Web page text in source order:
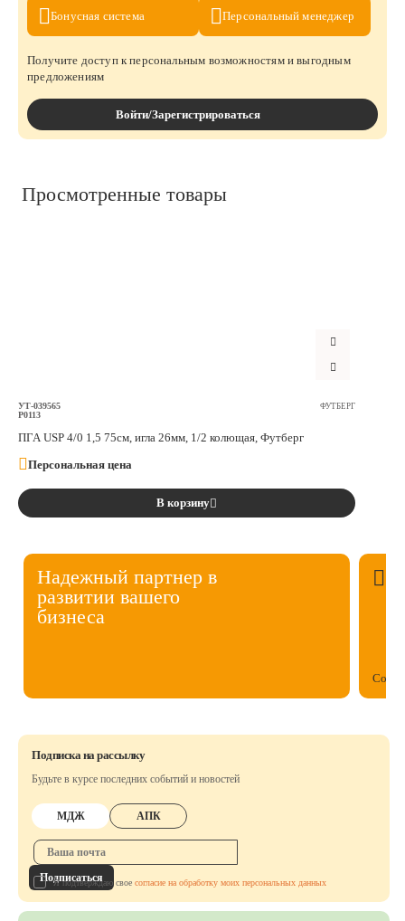
Бонусная система Персональныйменеджер
Получите доступ к персональным возможностям и выгодным
предложениям
Войти/Зарегистрироваться
Просмотренные товары
УТ-039565
P0113
ФУТБЕРГ
ПГА USP 4/0 1,5 75см, игла 26мм, 1/2 колющая, Футберг
Персональная цена
В корзину
Надежный партнер в
развитии вашего
бизнеса
Подписка на рассылку
Будьте в курсе последних событий и новостей
МДЖ АПК
Подписаться
Я подтверждаю свое согласие на обработку моих персональных данных